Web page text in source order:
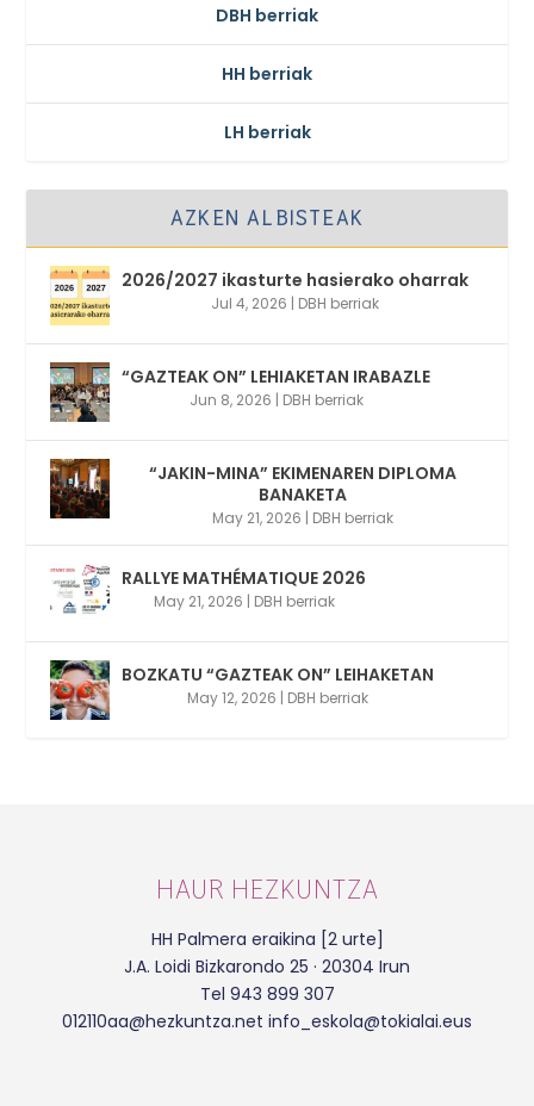
DBH berriak
HH berriak
LH berriak
AZKEN ALBISTEAK
2026/2027 ikasturte hasierako oharrak
Jul 4, 2026 | DBH berriak
“GAZTEAK ON” LEHIAKETAN IRABAZLE
Jun 8, 2026 | DBH berriak
“JAKIN-MINA” EKIMENAREN DIPLOMA
BANAKETA
May 21, 2026 | DBH berriak
RALLYE MATHÉMATIQUE 2026
May 21, 2026 | DBH berriak
BOZKATU “GAZTEAK ON” LEIHAKETAN
May 12, 2026 | DBH berriak
HAUR HEZKUNTZA
HH Palmera eraikina [2 urte]
J.A. Loidi Bizkarondo 25 · 20304 Irun
Tel 943 899 307
012110aa@hezkuntza.net info_eskola@tokialai.eus